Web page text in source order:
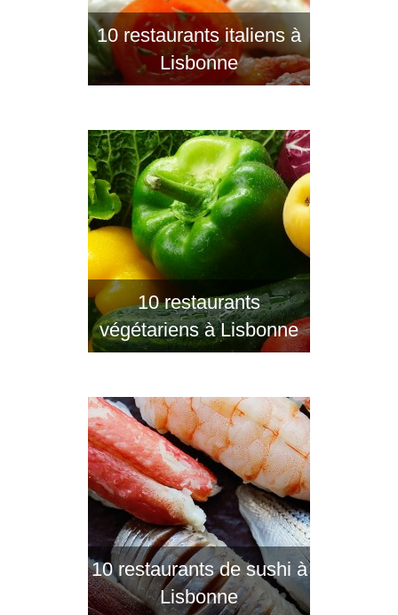
10 restaurants italiens à
Lisbonne
10 restaurants
végétariens à Lisbonne
10 restaurants de sushi à
Lisbonne